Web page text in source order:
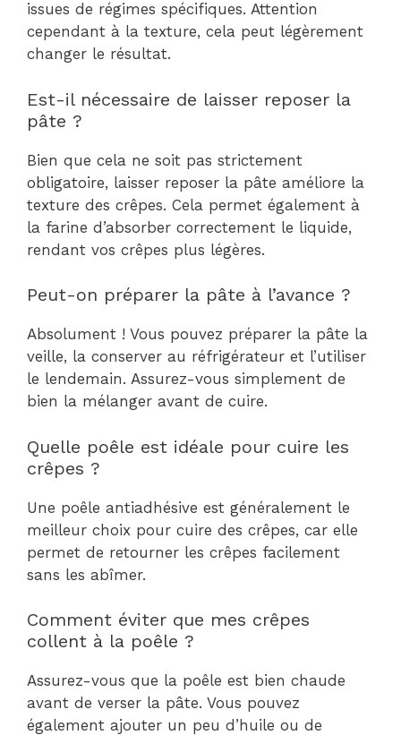
issues de régimes spécifiques. Attention
cependant à la texture, cela peut légèrement
changer le résultat.
Est-il nécessaire de laisser reposer la
pâte ?
Bien que cela ne soit pas strictement
obligatoire, laisser reposer la pâte améliore la
texture des crêpes. Cela permet également à
la farine d’absorber correctement le liquide,
rendant vos crêpes plus légères.
Peut-on préparer la pâte à l’avance ?
Absolument ! Vous pouvez préparer la pâte la
veille, la conserver au réfrigérateur et l’utiliser
le lendemain. Assurez-vous simplement de
bien la mélanger avant de cuire.
Quelle poêle est idéale pour cuire les
crêpes ?
Une poêle antiadhésive est généralement le
meilleur choix pour cuire des crêpes, car elle
permet de retourner les crêpes facilement
sans les abîmer.
Comment éviter que mes crêpes
collent à la poêle ?
Assurez-vous que la poêle est bien chaude
avant de verser la pâte. Vous pouvez
également ajouter un peu d’huile ou de